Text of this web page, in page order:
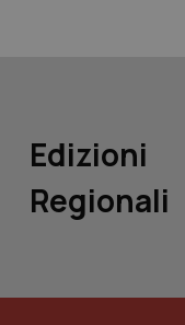
Edizioni
Regionali